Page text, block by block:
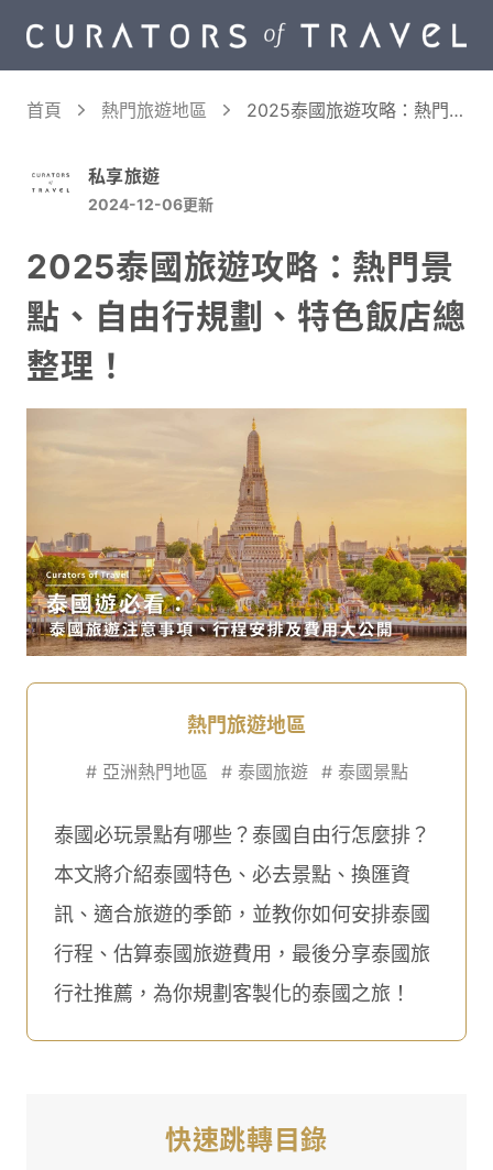
首頁 熱門旅遊地區
2025泰國旅遊攻略：熱門景
私享旅遊
2024-12-06更新
2025泰國旅遊攻略：熱門景
點、自由行規劃、特色飯店總
整理！
熱門旅遊地區
# 亞洲熱門地區 # 泰國旅遊 # 泰國景點
泰國必玩景點有哪些？泰國自由行怎麼排？
本文將介紹泰國特色、必去景點、換匯資
訊、適合旅遊的季節，並教你如何安排泰國
行程、估算泰國旅遊費用，最後分享泰國旅
行社推薦，為你規劃客製化的泰國之旅！
快速跳轉目錄